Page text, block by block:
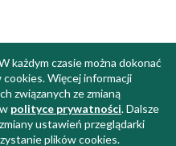
każdym czasie można dokonać
Więcej informacji
związanych ze zmianą
polityce prywatności. Dalsze
ustawień przeglądarki
plików cookies.